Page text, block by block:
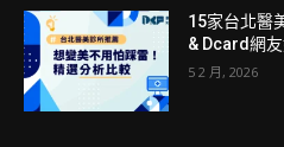
15家台北醫
& Dcard網友
5 2 月, 2026